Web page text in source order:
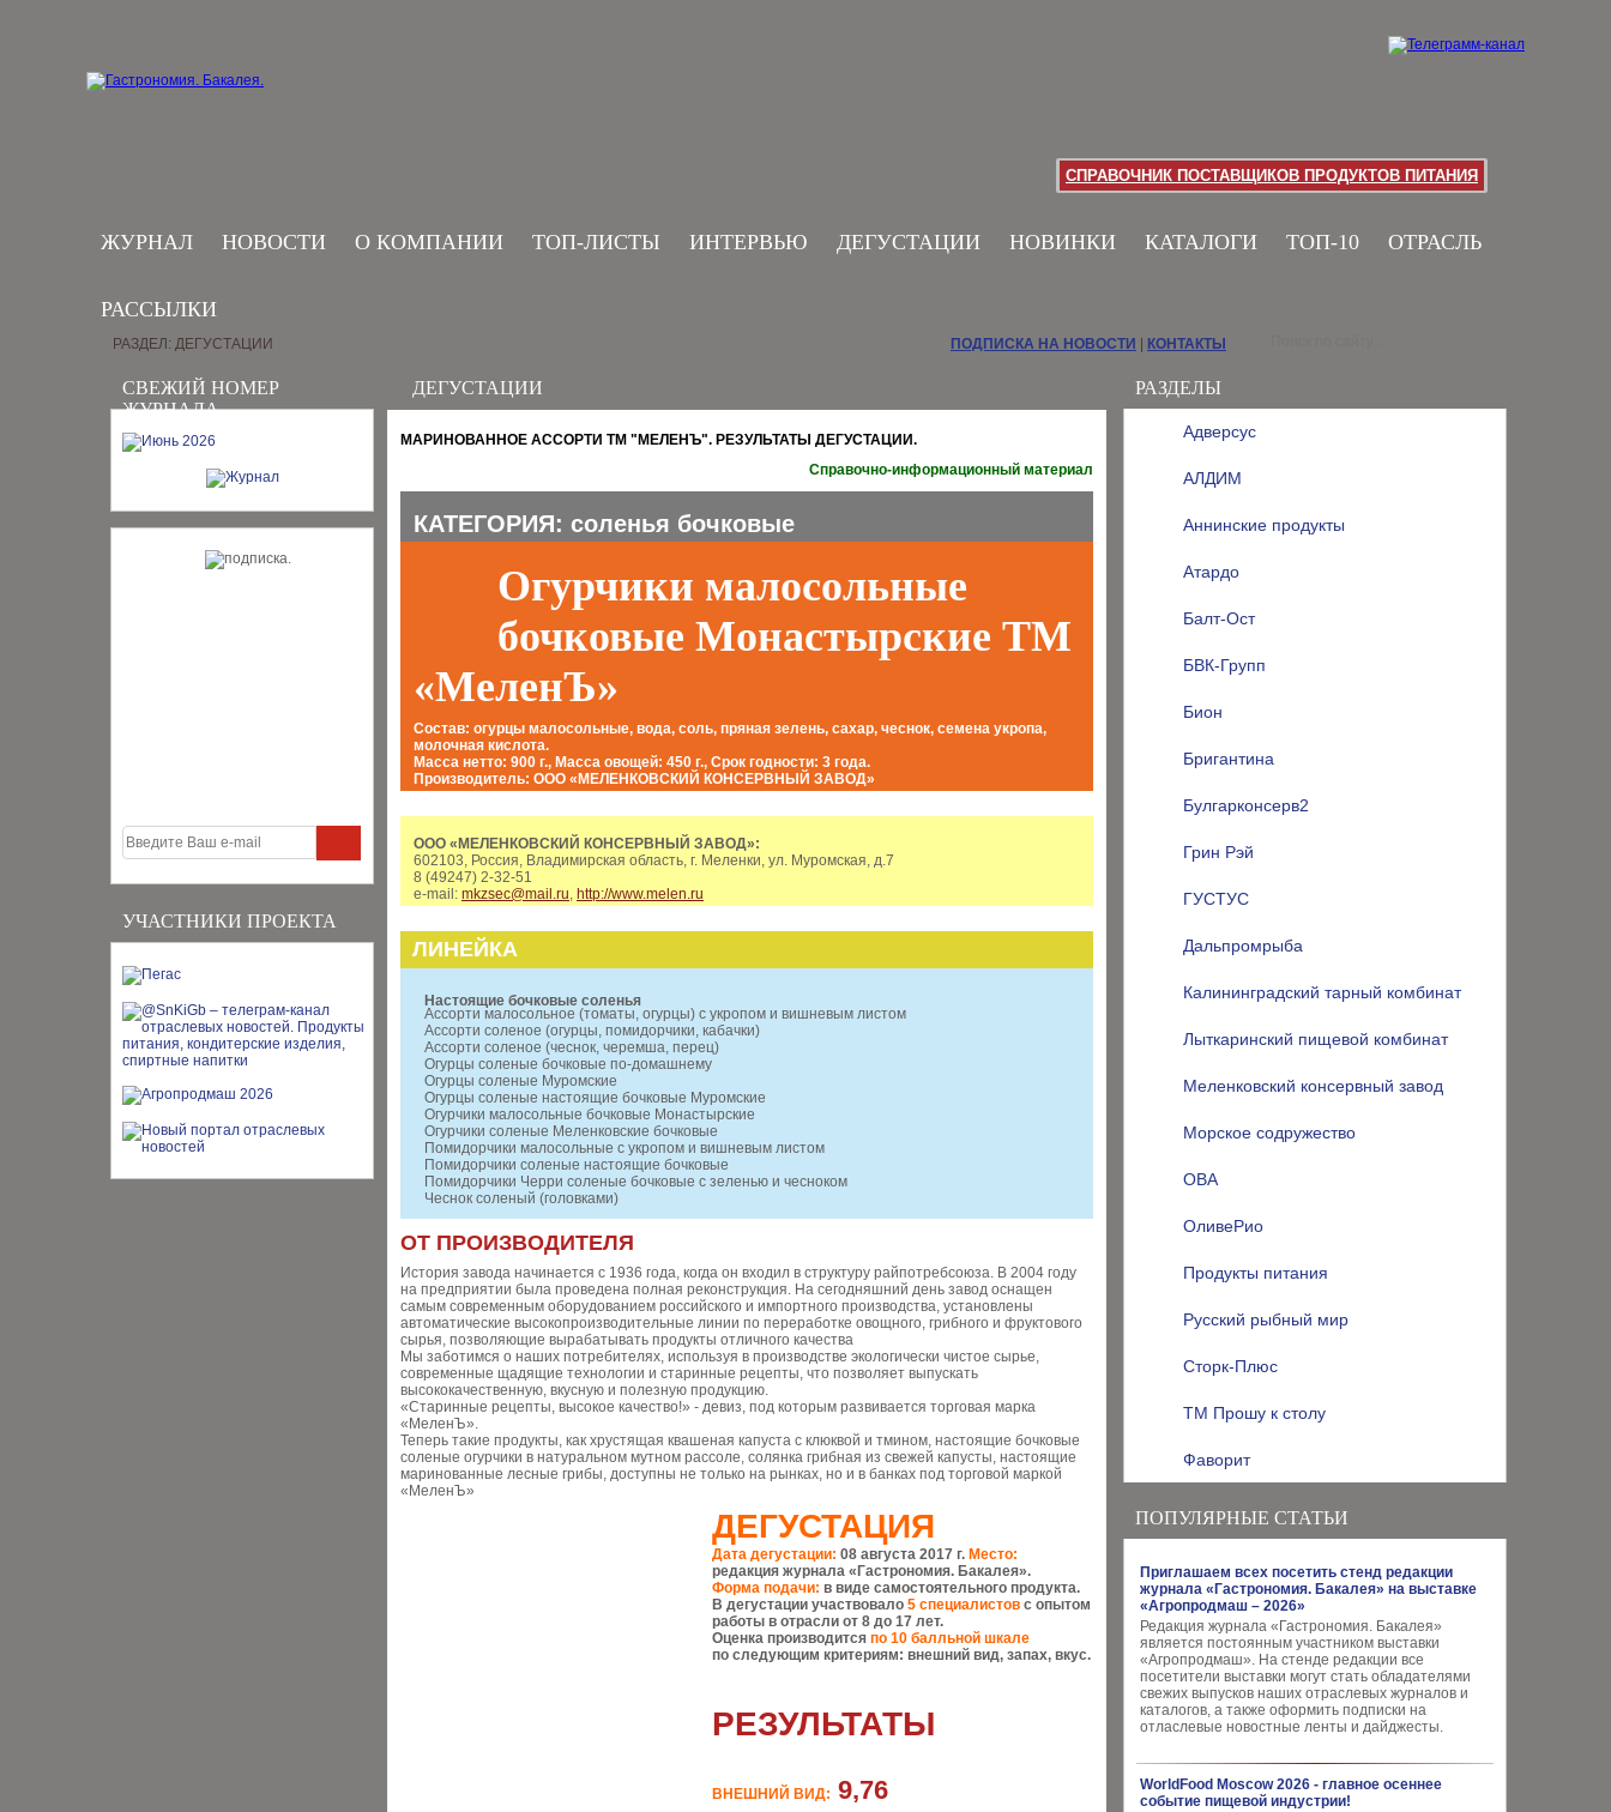
СПРАВОЧНИК ПОСТАВЩИКОВ ПРОДУКТОВ ПИТАНИЯ
ЖУРНАЛ НОВОСТИ О КОМПАНИИ ТОП-ЛИСТЫ ИНТЕРВЬЮ ДЕГУСТАЦИИ НОВИНКИ КАТАЛОГИ ТОП-10 ОТРАСЛЬ
РАССЫЛКИ
СВЕЖИЙ НОМЕР
ЖУРНАЛА
УЧАСТНИКИ ПРОЕКТА
РАЗДЕЛЫ
Адверсус
АЛДИМ
Аннинские продукты
Атардо
Балт-Ост
БВК-Групп
Бион
Бригантина
Булгарконсерв2
Грин Рэй
ГУСТУС
Дальпромрыба
Калининградский тарный комбинат
Лыткаринский пищевой комбинат
Меленковский консервный завод
Морское содружество
ОВА
ОливеРио
Продукты питания
Русский рыбный мир
Сторк-Плюс
ТМ Прошу к столу
Фаворит
ПОПУЛЯРНЫЕ СТАТЬИ
Приглашаем всех посетить стенд редакции
журнала «Гастрономия. Бакалея» на выставке
«Агропродмаш – 2026»
Редакция журнала «Гастрономия. Бакалея»
является постоянным участником выставки
«Агропродмаш». На стенде редакции все
посетители выставки могут стать обладателями
свежих выпусков наших отраслевых журналов и
каталогов, а также оформить подписки на
отласлевые новостные ленты и дайджесты.
WorldFood Moscow 2026 - главное осеннее
событие пищевой индустрии!
РАЗДЕЛ: ДЕГУСТАЦИИ ПОДПИСКА НА НОВОСТИ КОНТАКТЫ
ДЕГУСТАЦИИ
МАРИНОВАННОЕ АССОРТИ ТМ "МЕЛЕНЪ". РЕЗУЛЬТАТЫ ДЕГУСТАЦИИ.
Справочно-информационный материал
КАТЕГОРИЯ: соленья бочковые
Огурчики малосольные
бочковые Монастырские ТМ
«МеленЪ»
Состав: огурцы малосольные, вода, соль, пряная зелень, сахар, чеснок, семена укропа,
молочная кислота.
Масса нетто: 900 г., Масса овощей: 450 г., Срок годности: 3 года.
Производитель: ООО «МЕЛЕНКОВСКИЙ КОНСЕРВНЫЙ ЗАВОД»
ООО «МЕЛЕНКОВСКИЙ КОНСЕРВНЫЙ ЗАВОД»:
602103, Россия, Владимирская область, г. Меленки, ул. Муромская, д.7
8 (49247) 2-32-51
e-mail: mkzsec@mail.ru, http://www.melen.ru
ЛИНЕЙКА
Настоящие бочковые соленья
Ассорти малосольное (томаты, огурцы) с укропом и вишневым листом
Ассорти соленое (огурцы, помидорчики, кабачки)
Ассорти соленое (чеснок, черемша, перец)
Огурцы соленые бочковые по-домашнему
Огурцы соленые Муромские
Огурцы соленые настоящие бочковые Муромские
Огурчики малосольные бочковые Монастырские
Огурчики соленые Меленковские бочковые
Помидорчики малосольные с укропом и вишневым листом
Помидорчики соленые настоящие бочковые
Помидорчики Черри соленые бочковые с зеленью и чесноком
Чеснок соленый (головками)
ОТ ПРОИЗВОДИТЕЛЯ
История завода начинается с 1936 года, когда он входил в структуру райпотребсоюза. В 2004 году
на предприятии была проведена полная реконструкция. На сегодняшний день завод оснащен
самым современным оборудованием российского и импортного производства, установлены
автоматические высокопроизводительные линии по переработке овощного, грибного и фруктового
сырья, позволяющие вырабатывать продукты отличного качества
Мы заботимся о наших потребителях, используя в производстве экологически чистое сырье,
современные щадящие технологии и старинные рецепты, что позволяет выпускать
высококачественную, вкусную и полезную продукцию.
«Старинные рецепты, высокое качество!» - девиз, под которым развивается торговая марка
«МеленЪ».
Теперь такие продукты, как хрустящая квашеная капуста с клюквой и тмином, настоящие бочковые
соленые огурчики в натуральном мутном рассоле, солянка грибная из свежей капусты, настоящие
маринованные лесные грибы, доступны не только на рынках, но и в банках под торговой маркой
«МеленЪ»
ДЕГУСТАЦИЯ
Дата дегустации: 08 августа 2017 г. Место:
редакция журнала «Гастрономия. Бакалея».
Форма подачи: в виде самостоятельного продукта.
В дегустации участвовало 5 специалистов с опытом
работы в отрасли от 8 до 17 лет.
Оценка производится по 10 балльной шкале
по следующим критериям: внешний вид, запах, вкус.
РЕЗУЛЬТАТЫ
ВНЕШНИЙ ВИД: 9,76